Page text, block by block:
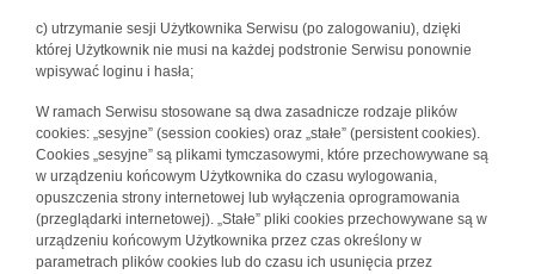
c) utrzymanie sesji Użytkownika Serwisu (po zalogowaniu), dzięki
której Użytkownik nie musi na każdej podstronie Serwisu ponownie
wpisywać loginu i hasła;
W ramach Serwisu stosowane są dwa zasadnicze rodzaje plików
cookies: „sesyjne” (session cookies) oraz „stałe” (persistent cookies).
Cookies „sesyjne” są plikami tymczasowymi, które przechowywane są
w urządzeniu końcowym Użytkownika do czasu wylogowania,
opuszczenia strony internetowej lub wyłączenia oprogramowania
(przeglądarki internetowej). „Stałe” pliki cookies przechowywane są w
urządzeniu końcowym Użytkownika przez czas określony w
parametrach plików cookies lub do czasu ich usunięcia przez